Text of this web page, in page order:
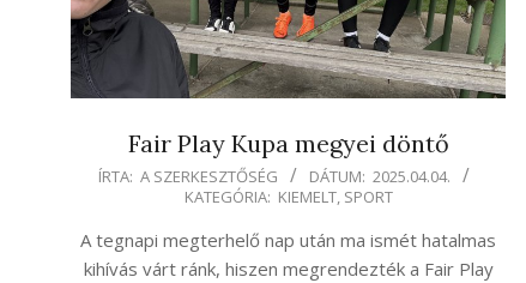
Fair Play Kupa megyei döntő
2025-
04
ÍRTA: A SZERKESZTŐSÉG DÁTUM: 2025.04.04.
KATEGÓRIA: KIEMELT, SPORT
A tegnapi megterhelő nap után ma ismét hatalmas
kihívás várt ránk, hiszen megrendezték a Fair Play